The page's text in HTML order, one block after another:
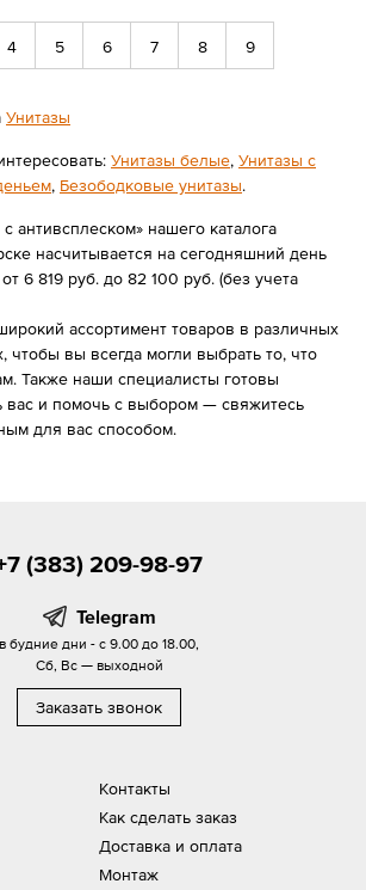
4 5 6 7 8 9
Унитазы
Унитазы белые, Унитазы с
, Безободковые унитазы.
антивсплеском» нашего каталога
насчитывается на сегодняшний день
6 819 руб. до 82 100 руб. (без учета
ассортимент товаров в различных
чтобы вы всегда могли выбрать то, что
Также наши специалисты готовы
вас и помочь с выбором — свяжитесь
для вас способом.
Контакты
Как сделать заказ
Доставка и оплата
Монтаж
(383) 209-98-97
Telegram
в будние дни - с 9.00 до 18.00,
Сб, Вс — выходной
Заказать звонок